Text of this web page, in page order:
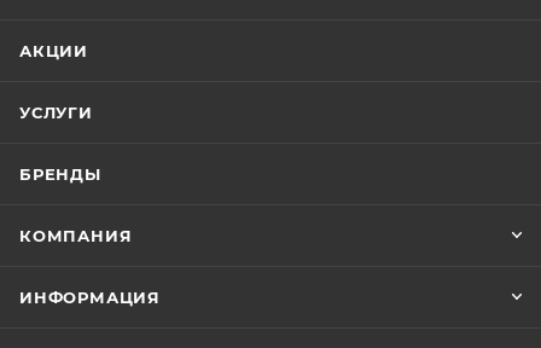
АКЦИИ
УСЛУГИ
БРЕНДЫ
КОМПАНИЯ
ИНФОРМАЦИЯ